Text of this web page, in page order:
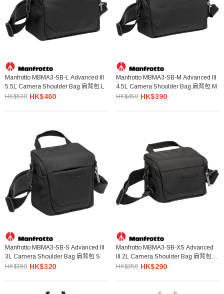
Manfrotto MBMA3-SB-L Advanced III
5.5L Camera Shoulder Bag 肩背包 L
HK$530 HK$460
Manfrotto MBMA3-SB-M Advanced III
4.5L Camera Shoulder Bag 肩背包 M
HK$450 HK$390
Manfrotto MBMA3-SB-S Advanced III
3L Camera Shoulder Bag 肩背包 S
HK$380 HK$320
Manfrotto MBMA3-SB-XS Advanced
III 2L Camera Shoulder Bag 肩背包
XS
HK$350 HK$290